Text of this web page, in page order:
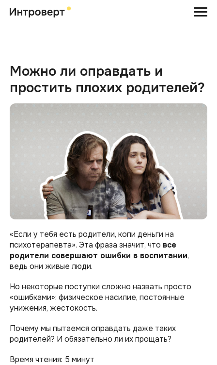
Можно ли оправдать и
простить плохих родителей?
«Если у тебя есть родители, копи деньги на
психотерапевта». Эта фраза значит, что все
родители совершают ошибки в воспитании,
ведь они живые люди.
Но некоторые поступки сложно назвать просто
«ошибками»: физическое насилие, постоянные
унижения, жестокость.
Почему мы пытаемся оправдать даже таких
родителей? И обязательно ли их прощать?
Время чтения: 5 минут